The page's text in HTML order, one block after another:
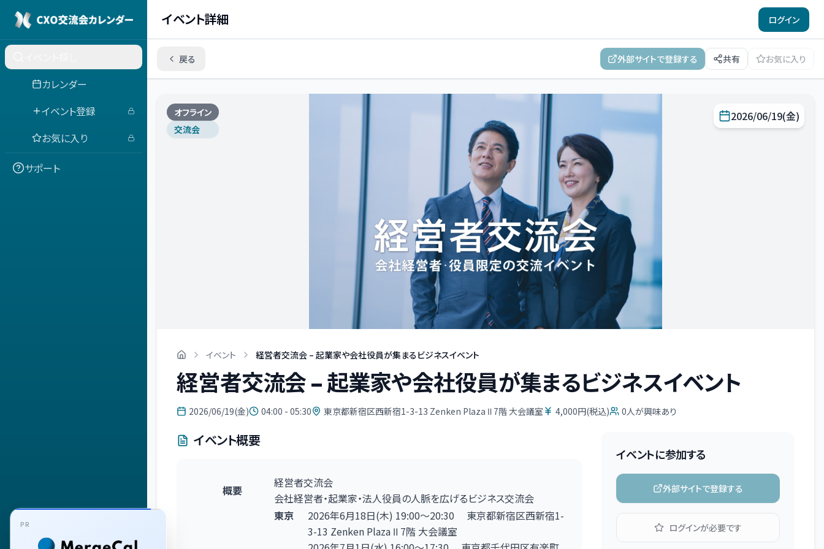
カレンダー
イベント登録
お気に入り
サポート
イベント詳細 ログイン
戻る 外部サイトで登録する 共有 お気に入り
オフライン
交流会
2026/06/19(金)
イベント 経営者交流会 – 起業家や会社役員が集まるビジネスイベント
経営者交流会 – 起業家や会社役員が集まるビジネスイベント
2026/06/19(金) 04:00 - 05:30 東京都新宿区西新宿1-3-13 Zenken Plaza Ⅱ 7階 大会議室 4,000円(税込) 0人が興味あり
イベント概要
概要
経営者交流会
会社経営者・起業家・法人役員の人脈を広げるビジネス交流会
東京
2026年6月18日(木) 19:00〜20:30
東京都新宿区西新宿1-
3-13 Zenken Plaza Ⅱ 7階 大会議室
イベントに参加する
外部サイトで登録する
ログインが必要です
PR